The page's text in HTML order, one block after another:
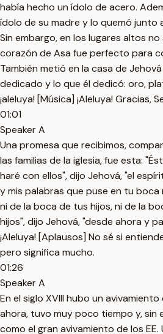
había hecho un ídolo de acero.
ídolo de su madre y lo quemó junto
Sin embargo, en los lugares altos
corazón de Asa fue perfecto para
También metió en la casa de
dedicado y lo que él dedicó: oro,
¡aleluya! [Música] ¡Aleluya! Gracias,
01:01
Speaker A
Una promesa que recibimos,
las familias de la iglesia, fue esta:
haré con ellos", dijo Jehová, "el
y mis palabras que puse en tu
ni de la boca de tus hijos, ni de la
hijos", dijo Jehová, "desde ahora y
¡Aleluya! [Aplausos] No sé si
pero significa mucho.
01:26
Speaker A
En el siglo XVIII hubo un
ahora, tuvo muy poco tiempo y, sin
como el gran avivamiento de los EE.